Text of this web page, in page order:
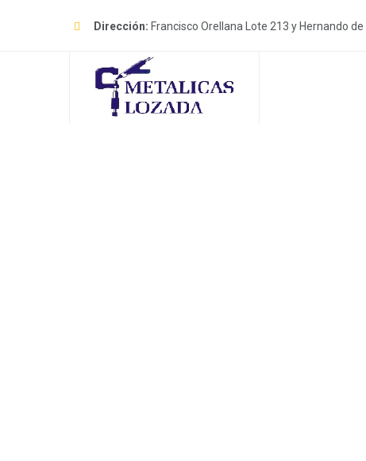
Dirección: Francisco Orellana Lote 213 y Hernando